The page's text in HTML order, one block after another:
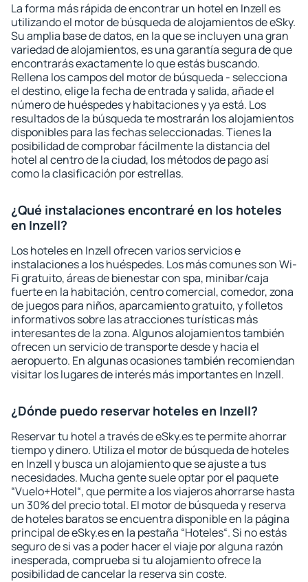
La forma más rápida de encontrar un hotel en Inzell es
utilizando el motor de búsqueda de alojamientos de eSky.
Su amplia base de datos, en la que se incluyen una gran
variedad de alojamientos, es una garantía segura de que
encontrarás exactamente lo que estás buscando.
Rellena los campos del motor de búsqueda - selecciona
el destino, elige la fecha de entrada y salida, añade el
número de huéspedes y habitaciones y ya está. Los
resultados de la búsqueda te mostrarán los alojamientos
disponibles para las fechas seleccionadas. Tienes la
posibilidad de comprobar fácilmente la distancia del
hotel al centro de la ciudad, los métodos de pago así
como la clasificación por estrellas.
¿Qué instalaciones encontraré en los hoteles
en Inzell?
Los hoteles en Inzell ofrecen varios servicios e
instalaciones a los huéspedes. Los más comunes son Wi-
Fi gratuito, áreas de bienestar con spa, minibar/caja
fuerte en la habitación, centro comercial, comedor, zona
de juegos para niños, aparcamiento gratuito, y folletos
informativos sobre las atracciones turísticas más
interesantes de la zona. Algunos alojamientos también
ofrecen un servicio de transporte desde y hacia el
aeropuerto. En algunas ocasiones también recomiendan
visitar los lugares de interés más importantes en Inzell.
¿Dónde puedo reservar hoteles en Inzell?
Reservar tu hotel a través de eSky.es te permite ahorrar
tiempo y dinero. Utiliza el motor de búsqueda de hoteles
en Inzell y busca un alojamiento que se ajuste a tus
necesidades. Mucha gente suele optar por el paquete
“Vuelo+Hotel“, que permite a los viajeros ahorrarse hasta
un 30% del precio total. El motor de búsqueda y reserva
de hoteles baratos se encuentra disponible en la página
principal de eSky.es en la pestaña “Hoteles“. Si no estás
seguro de si vas a poder hacer el viaje por alguna razón
inesperada, comprueba si tu alojamiento ofrece la
posibilidad de cancelar la reserva sin coste.